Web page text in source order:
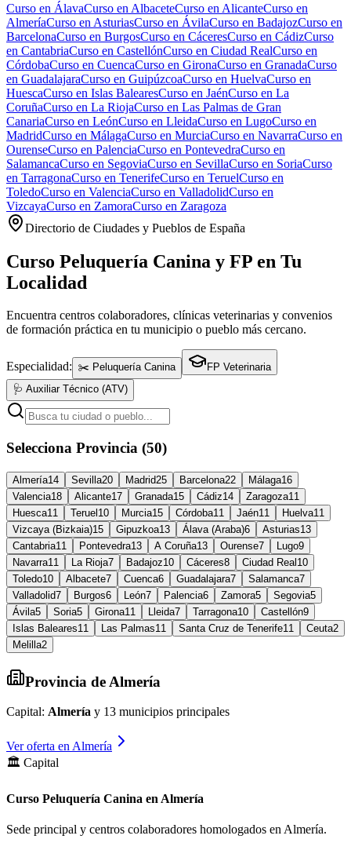
Curso en ÁlavaCurso en AlbaceteCurso en AlicanteCurso en
AlmeríaCurso en AsturiasCurso en ÁvilaCurso en BadajozCurso en
BarcelonaCurso en BurgosCurso en CáceresCurso en CádizCurso
en CantabriaCurso en CastellónCurso en Ciudad RealCurso en
CórdobaCurso en CuencaCurso en GironaCurso en GranadaCurso
en GuadalajaraCurso en GuipúzcoaCurso en HuelvaCurso en
HuescaCurso en Islas BalearesCurso en JaénCurso en La
CoruñaCurso en La RiojaCurso en Las Palmas de Gran
CanariaCurso en LeónCurso en LleidaCurso en LugoCurso en
MadridCurso en MálagaCurso en MurciaCurso en NavarraCurso en
OurenseCurso en PalenciaCurso en PontevedraCurso en
SalamancaCurso en SegoviaCurso en SevillaCurso en SoriaCurso
en TarragonaCurso en TenerifeCurso en TeruelCurso en
ToledoCurso en ValenciaCurso en ValladolidCurso en
VizcayaCurso en ZamoraCurso en Zaragoza
Directorio de Ciudades y Pueblos de España
Curso Peluquería Canina y FP en Tu
Localidad
Encuentra centros colaboradores, clínicas veterinarias y convenios
de formación práctica en tu municipio o pueblo más cercano.
Especialidad: ✂️ Peluquería Canina
FP Veterinaria
🩺 Auxiliar Técnico (ATV)
Selecciona Provincia (50)
Almería14 Sevilla20 Madrid25 Barcelona22 Málaga16
Valencia18 Alicante17 Granada15 Cádiz14 Zaragoza11
Huesca11 Teruel 10 Murcia15 Córdoba11 Jaén11 Huelva11
Vizcaya (Bizkaia)15 Gipuzkoa13 Álava (Araba)6 Asturias13
Cantabria11 Pontevedra13 A Coruña13 Ourense7 Lugo9
Navarra11 La Rioja7 Badajoz10 Cáceres8 Ciudad Real 10
Toledo10 Albacete7 Cuenca6 Guadalajara7 Salamanca7
Valladolid7 Burgos6 León7 Palencia6 Zamora5 Segovia5
Ávila5 Soria5 Girona11 Lleida7 Tarragona10 Castellón9
Islas Baleares11 Las Palmas11 Santa Cruz de Tenerife11 Ceuta2
Melilla2
Provincia de Almería
Capital: Almería y 13 municipios principales
Ver oferta en Almería
🏛️ Capital
Curso Peluquería Canina en Almería
Sede principal y centros colaboradores homologados en Almería.